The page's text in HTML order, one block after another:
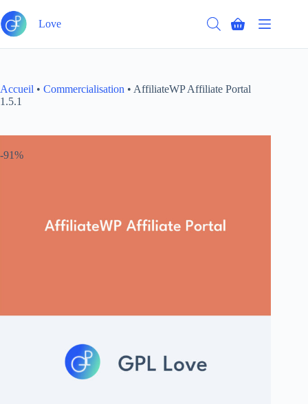
au
contenu
Love
Panier
Accueil • Commercialisation • AffiliateWP Affiliate Portal
1.5.1
-91%